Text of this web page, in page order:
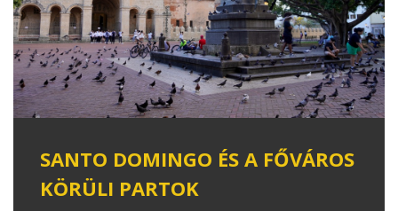
SANTO DOMINGO ÉS A FŐVÁROS
KÖRÜLI PARTOK